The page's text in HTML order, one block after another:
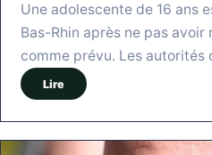
Une adolescente de 16 ans
Bas-Rhin après ne pas
comme prévu. Les
Lire